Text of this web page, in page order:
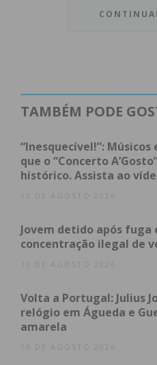
maior número de
Bombeiros Voluntários de
Prémio Regional Norte e
pagos de combustível, por
toneladas de material.
Para a Associação
Voluntários de Paço de
recolheu – uma tonelada.
TAMBÉM PODE
“Inesquecível!”:
que o “Concerto
histórico. Assista ao
10 DE AGOSTO 2026
Jovem detido após fuga
concentração ilegal de
10 DE AGOSTO 2026
Volta a Portugal: Julius
relógio em Águeda e
amarela
10 DE AGOSTO 2026